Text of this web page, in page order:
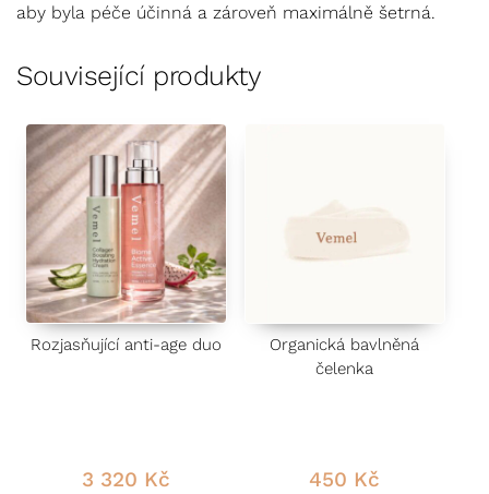
aby byla péče účinná a zároveň maximálně šetrná.
Související produkty
Rozjasňující anti-age duo
3 320 Kč
Organická bavlněná
čelenka
450 Kč